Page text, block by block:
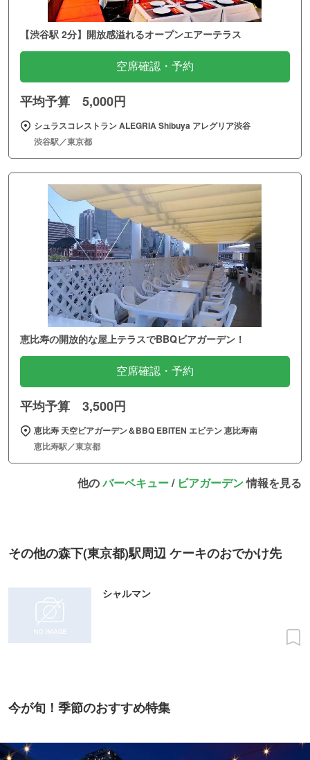
【渋谷駅 2分】開放感溢れるオープンエアーテラス
空席確認・予約
平均予算 5,000円
シュラスコレストラン ALEGRIA Shibuya アレグリア渋谷
渋谷駅／東京都
恵比寿の開放的な屋上テラスでBBQビアガーデン！
空席確認・予約
平均予算 3,500円
恵比寿 天空ビアガーデン＆BBQ EBITEN エビテン 恵比寿南
恵比寿駅／東京都
他のバーベキュー/ ビアガーデン情報を見る
その他の森下(東京都)駅周辺 ケーキのおでかけ先
シャルマン
今が旬！季節のおすすめ特集